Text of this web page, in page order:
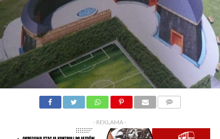
- REKLAMA -